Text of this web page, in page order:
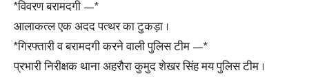
*विवरण बरामदगी —*
आलाकत्ल एक अदद पत्थर का टुकड़ा ।
*गिरफ्तारी व बरामदगी करने वाली पुलिस टीम —*
प्रभारी निरीक्षक थाना अहरौरा कुमुद शेखर सिंह मय पुलिस टीम ।